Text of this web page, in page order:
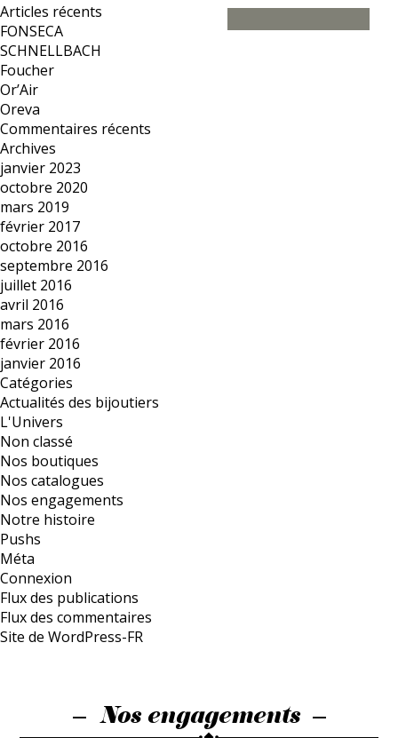
Articles récents
FONSECA
SCHNELLBACH
Foucher
Or’Air
Oreva
Commentaires récents
Archives
janvier 2023
octobre 2020
mars 2019
février 2017
octobre 2016
septembre 2016
juillet 2016
avril 2016
mars 2016
février 2016
janvier 2016
Catégories
Actualités des bijoutiers
L'Univers
Non classé
Nos boutiques
Nos catalogues
Nos engagements
Notre histoire
Pushs
Méta
Connexion
Flux des publications
Flux des commentaires
Site de WordPress-FR
Nos engagements